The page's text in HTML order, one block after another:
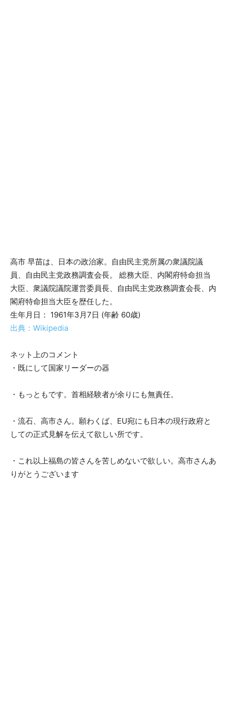
高市 早苗は、日本の政治家。自由民主党所属の衆議院議
員、自由民主党政務調査会長。 総務大臣、内閣府特命担当
大臣、衆議院議院運営委員長、自由民主党政務調査会長、内
閣府特命担当大臣を歴任した。
生年月日： 1961年3月7日 (年齢 60歳)
出典：Wikipedia
ネット上のコメント
・既にして国家リーダーの器
・もっともです。首相経験者が余りにも無責任。
・流石、高市さん。願わくば、EU宛にも日本の現行政府と
しての正式見解を伝えて欲しい所です。
・これ以上福島の皆さんを苦しめないで欲しい。高市さんあ
りがとうございます